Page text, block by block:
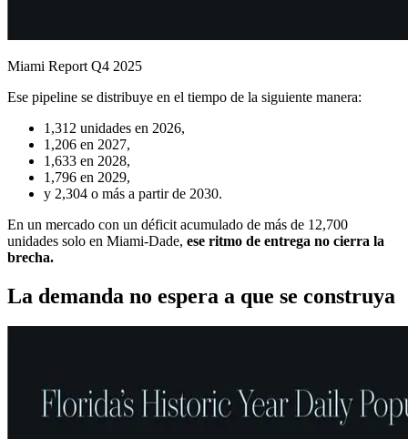
Miami Report Q4 2025
Ese pipeline se distribuye en el tiempo de la siguiente manera:
1,312 unidades en 2026,
1,206 en 2027,
1,633 en 2028,
1,796 en 2029,
y 2,304 o más a partir de 2030.
En un mercado con un déficit acumulado de más de 12,700
unidades solo en Miami-Dade, ese ritmo de entrega no cierra la
brecha.
La demanda no espera a que se construya